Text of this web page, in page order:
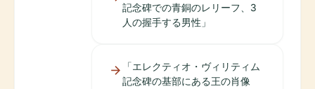
記念碑での青銅のレリーフ、3
人の握手する男性」
「エレクティオ・ヴィリティム
記念碑の基部にある王の肖像